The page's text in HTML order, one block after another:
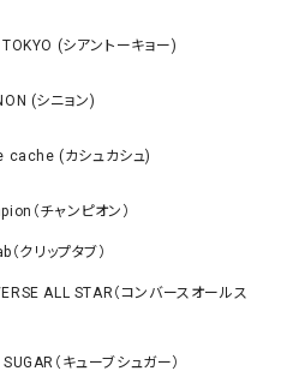
(シアントーキョー)
(シニョン)
cache (カシュカシュ)
（チャンピオン）
クリップタブ）
ALL STAR（コンバースオールス
（キューブシュガー）